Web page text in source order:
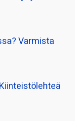
Varmista